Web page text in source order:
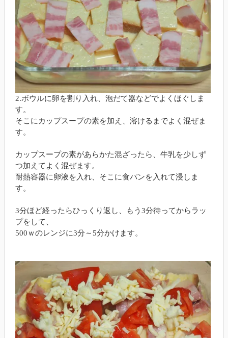
2.ボウルに卵を割り入れ、泡だて器などでよくほぐしま
す。
そこにカップスープの素を加え、溶けるまでよく混ぜま
す。
カップスープの素があらかた混ざったら、牛乳を少しず
つ加えてよく混ぜます。
耐熱容器に卵液を入れ、そこに食パンを入れて浸しま
す。
3分ほど経ったらひっくり返し、もう3分待ってからラッ
プをして、
500ｗのレンジに3分～5分かけます。